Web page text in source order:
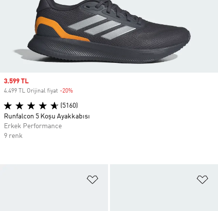
Sale price
3.599 TL
4.499 TL Orijinal fiyat -20%
(5160)
Runfalcon 5 Koşu Ayakkabısı
Erkek Performance
9 renk